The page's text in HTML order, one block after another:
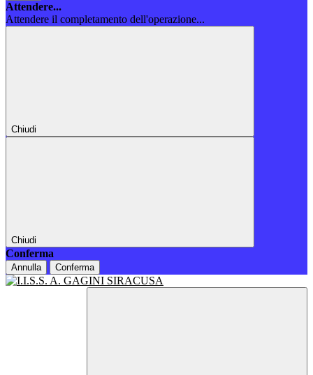
Attendere...
Attendere il completamento dell'operazione...
Chiudi
Chiudi
Conferma
Annulla Conferma